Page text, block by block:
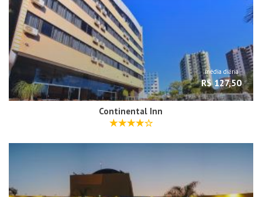
média diária
R$ 127,50
Continental Inn